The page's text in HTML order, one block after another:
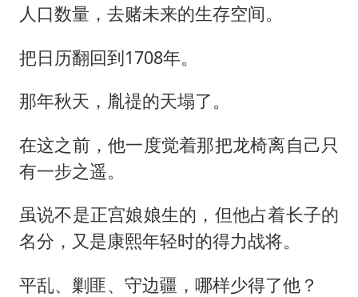
人口数量，去赌未来的生存空间。
把日历翻回到1708年。
那年秋天，胤禔的天塌了。
在这之前，他一度觉着那把龙椅离自己只
有一步之遥。
虽说不是正宫娘娘生的，但他占着长子的
名分，又是康熙年轻时的得力战将。
平乱、剿匪、守边疆，哪样少得了他？